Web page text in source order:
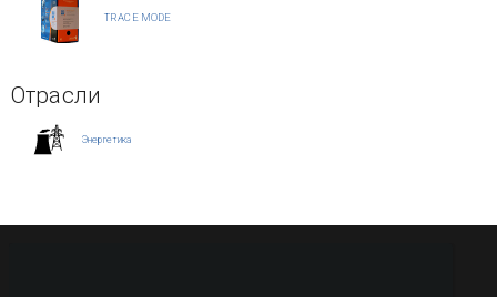
TRACE MODE
Отрасли
Энергетика